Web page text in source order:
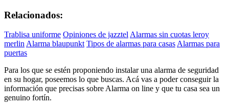
Relacionados:
Trablisa uniforme Opiniones de jazztel Alarmas sin cuotas leroy
merlin Alarma blaupunkt Tipos de alarmas para casas Alarmas para
puertas
Para los que se estén proponiendo instalar una alarma de seguridad
en su hogar, poseemos lo que buscas. Acá vas a poder conseguir la
información que precisas sobre Alarma on line y que tu casa sea un
genuino fortín.